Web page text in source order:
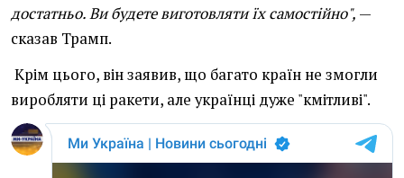
достатньо. Ви будете виготовляти їх самостійно", —
сказав Трамп.
Крім цього, він заявив, що багато країн не змогли
виробляти ці ракети, але українці дуже "кмітливі".